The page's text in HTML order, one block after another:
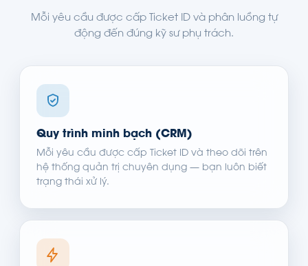
Mỗi yêu cầu được cấp Ticket ID và phân luồng tự
động đến đúng kỹ sư phụ trách.
Quy trình minh bạch (CRM)
Mỗi yêu cầu được cấp Ticket ID và theo dõi trên
hệ thống quản trị chuyên dụng — bạn luôn biết
trạng thái xử lý.